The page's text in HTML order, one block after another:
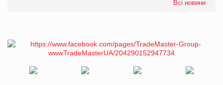
Всі новини